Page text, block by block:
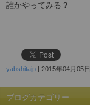
誰かやってみる？
yabshitajp | 2015年04月05日
ブログカテゴリー